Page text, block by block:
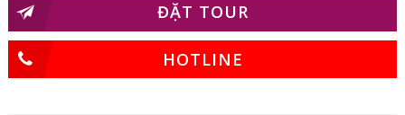
ĐẶT TOUR
HOTLINE